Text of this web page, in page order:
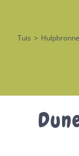
Tuis > Hulpbronne